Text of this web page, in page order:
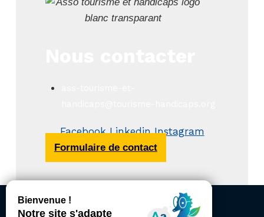
Facebook Linkedin Instagram
Formulaire de contact
ACCESSIBILITÉ REVUE DE PRESSE